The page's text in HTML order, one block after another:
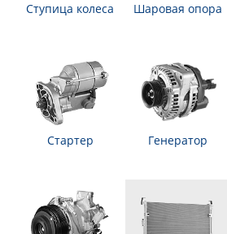
Ступица колеса Шаровая опора
Стартер Генератор